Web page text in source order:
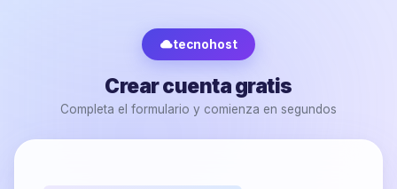
tecnohost
Crear cuenta gratis
Completa el formulario y comienza en segundos